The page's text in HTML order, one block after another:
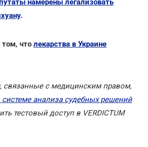
намерены легализовать
.
что лекарства в Украине
связанные с медицинским правом,
системе анализа судебных решений
тестовый доступ в VERDICTUM